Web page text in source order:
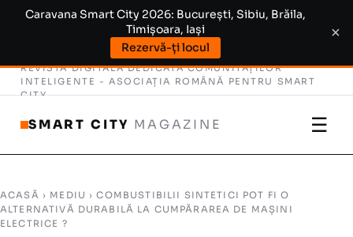
Caravana Smart City 2026: București, Sibiu, Brăila,
Timișoara, Iași
Rezervă-ți locul
×
REVISTĂ DIGITALĂ DEDICATĂ COMUNITĂȚILOR
INTELIGENTE - ASOCIAȚIA ROMÂNĂ PENTRU SMART
CITY
SMART CITY MAGAZINE ☰
ACASĂ › MEDIU › COMBUSTIBILII SINTETICI POT FI O
ALTERNATIVĂ DURABILĂ LA CUMPĂRAREA DE MAȘINI
ELECTRICE ?